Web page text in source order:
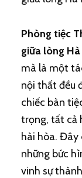
Phòng tiệc
giữa lòng Hà
mà là một
nội thất đều
chiếc bàn
trọng, tất cả
hài hòa. Đây
những bức
vinh sự